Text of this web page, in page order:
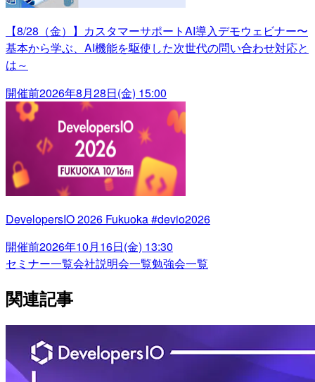
【8/28（金）】カスタマーサポートAI導入デモウェビナー〜
基本から学ぶ、AI機能を駆使した次世代の問い合わせ対応と
は～
開催前2026年8月28日(金) 15:00
DevelopersIO 2026 Fukuoka #devio2026
開催前2026年10月16日(金) 13:30
セミナー一覧会社説明会一覧勉強会一覧
関連記事